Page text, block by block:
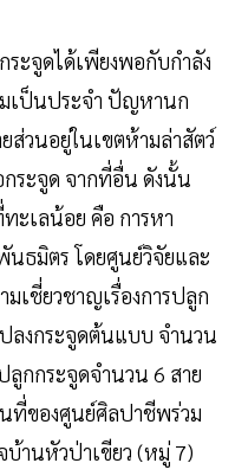
ะจูดได้เพียงพอกับกำลัง
เป็นประจำ ปัญหานก
วนอยู่ในเขตห้ามล่าสัตว์
ระจูด จากที่อื่น ดังนั้น
ะเลน้อย คือ การหา
ธมิตร โดยศูนย์วิจัยและ
เชี่ยวชาญเรื่องการปลูก
ลงกระจูดต้นแบบ จำนวน
ลูกกระจูดจำนวน 6 สาย
ที่ของศูนย์ศิลปาชีพร่วม
านหัวป่าเขียว (หมู่ 7)